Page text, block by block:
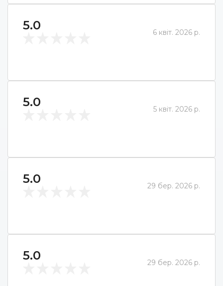
5.0 6 квіт. 2026 р.
5.0 5 квіт. 2026 р.
5.0 29 бер. 2026 р.
5.0 29 бер. 2026 р.